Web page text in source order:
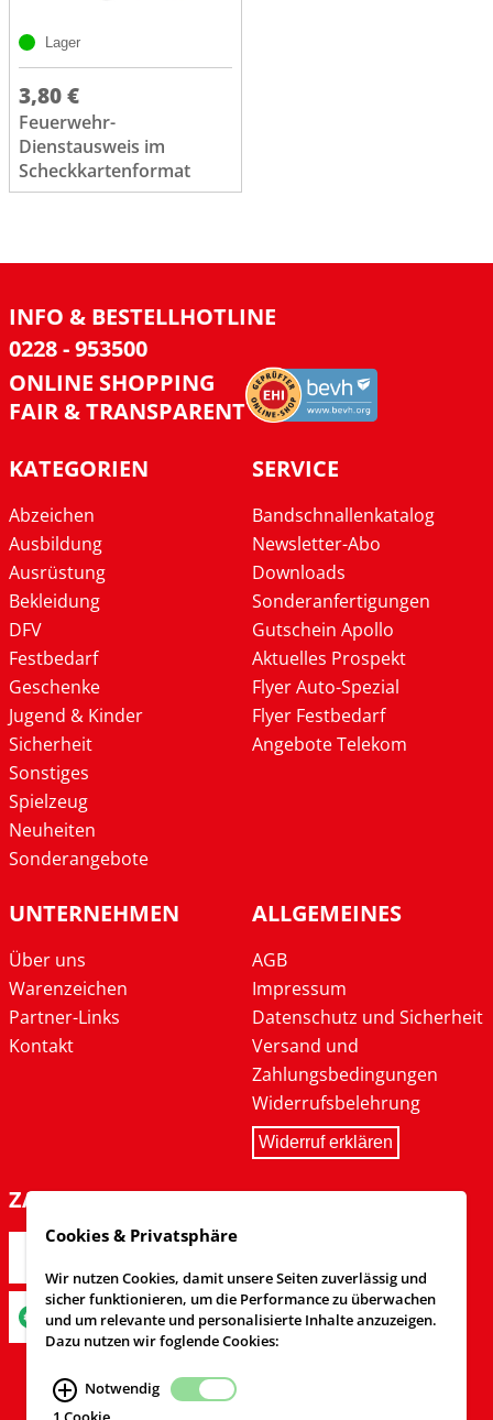
Lager
3,80 €
Feuerwehr-
Dienstausweis im
Scheckkartenformat
INFO & BESTELLHOTLINE
0228 - 953500
ONLINE SHOPPING
FAIR & TRANSPARENT
KATEGORIEN
Abzeichen
Ausbildung
Ausrüstung
Bekleidung
DFV
Festbedarf
Geschenke
Jugend & Kinder
Sicherheit
Sonstiges
Spielzeug
Neuheiten
Sonderangebote
SERVICE
Bandschnallenkatalog
Newsletter-Abo
Downloads
Sonderanfertigungen
Gutschein Apollo
Aktuelles Prospekt
Flyer Auto-Spezial
Flyer Festbedarf
Angebote Telekom
UNTERNEHMEN
Über uns
Warenzeichen
Partner-Links
Kontakt
ALLGEMEINES
AGB
Impressum
Datenschutz und Sicherheit
Versand und
Zahlungsbedingungen
Widerrufsbelehrung
Widerruf erklären
ZAHLARTEN
Cookies & Privatsphäre
Wir nutzen Cookies, damit unsere Seiten zuverlässig und
sicher funktionieren, um die Performance zu überwachen
und um relevante und personalisierte Inhalte anzuzeigen.
Dazu nutzen wir foglende Cookies:
Notwendig